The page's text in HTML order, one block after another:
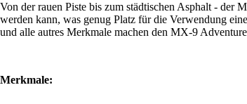
Von der rauen Piste bis zum städtischen Asphalt -
werden kann, was genug Platz für die Verwendung
und alle autres Merkmale machen den MX-9
Merkmale: